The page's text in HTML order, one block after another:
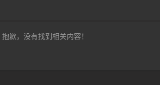
抱歉，没有找到相关内容！